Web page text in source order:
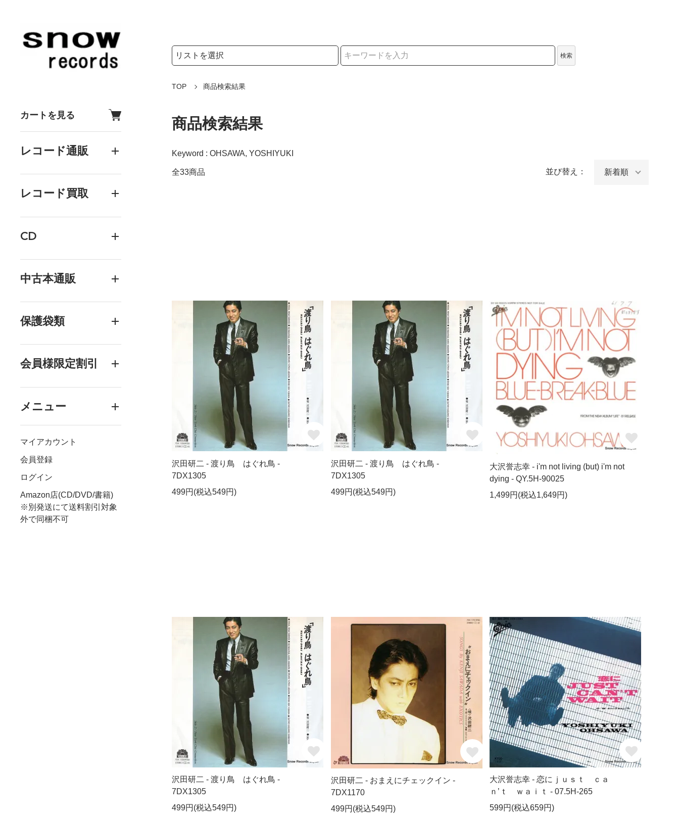
カートを見る
レコード通販
レコード買取
CD
中古本通販
保護袋類
会員様限定割引
メニュー
マイアカウント
会員登録
ログイン
Amazon店(CD/DVD/書籍)
※別発送にて送料割引対象
外で同梱不可
検索リストの選択
検索
TOP 商品検索結果
商品検索結果
Keyword : OHSAWA, YOSHIYUKI
全33商品 並び替え：
沢田研二 - 渡り鳥 はぐれ鳥 -
7DX1305
499円(税込549円)
沢田研二 - 渡り鳥 はぐれ鳥 -
7DX1305
499円(税込549円)
大沢誉志幸 - i'm not living (but) i'm not
dying - QY.5H-90025
1,499円(税込1,649円)
沢田研二 - 渡り鳥 はぐれ鳥 -
7DX1305
499円(税込549円)
沢田研二 - おまえにチェックイン -
7DX1170
499円(税込549円)
大沢誉志幸 - 恋にｊｕｓｔ ｃａ
ｎ’ｔ ｗａｉｔ - 07.5H-265
599円(税込659円)